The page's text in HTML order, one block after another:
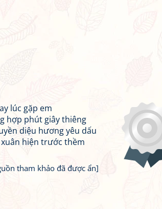
lúc gặp em
hợp phút giây thiêng
diệu hương yêu dấu
hiện trước thềm
tham khảo đã được ẩn]